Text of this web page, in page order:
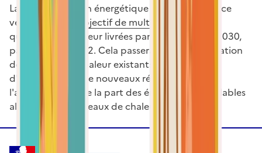
La loi de transition énergétique pour la croissance
verte fixe pour
objectif de multiplier par 5
quantités de chaleur livrées par les réseaux en 2030,
par rapport à 2012. Cela passera par la densification
des réseaux de chaleur existants, la création
d'extensions ou de nouveaux réseaux, et
l'augmentation de la part des énergies renouvelables
alimentant les réseaux de chaleur.